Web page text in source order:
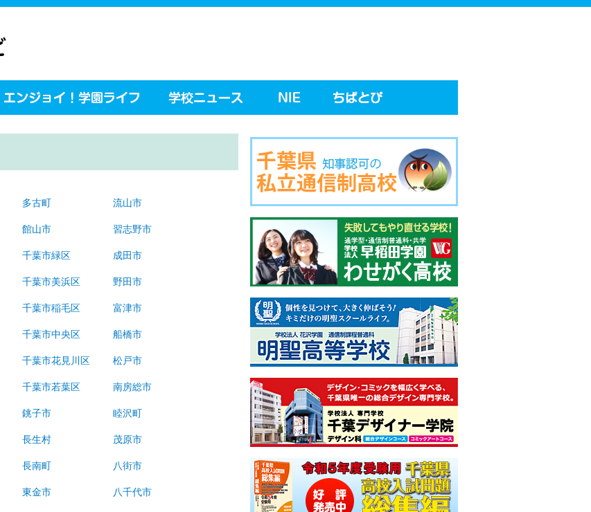
多古町 流山市
館山市 習志野市
千葉市緑区 成田市
千葉市美浜区 野田市
千葉市稲毛区 富津市
千葉市中央区 船橋市
千葉市花見川区 松戸市
千葉市若葉区 南房総市
銚子市 睦沢町
長生村 茂原市
長南町 八街市
東金市 八千代市